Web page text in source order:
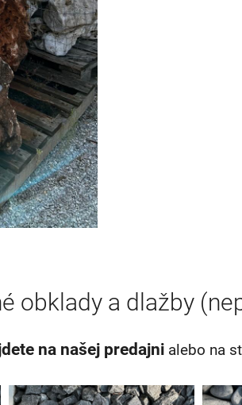
obklady a dlažby
na našej predajni alebo na